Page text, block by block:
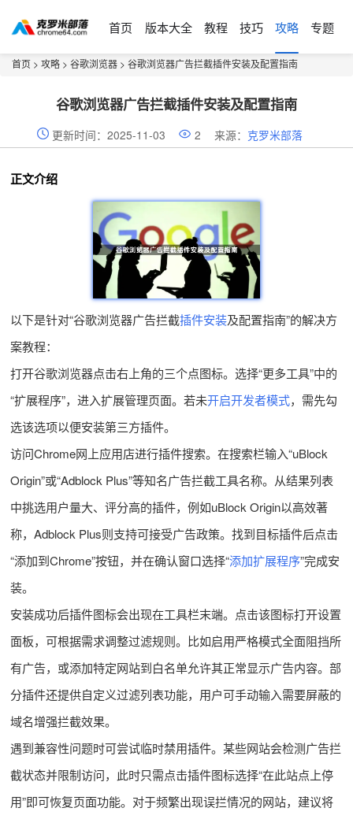
首页 版本大全 教程 技巧 攻略 专题
首页 > 攻略 > 谷歌浏览器 > 谷歌浏览器广告拦截插件安装及配置指南
谷歌浏览器广告拦截插件安装及配置指南
更新时间：2025-11-03 2 来源： 克罗米部落
正文介绍
以下是针对“谷歌浏览器广告拦截插件安装及配置指南”的解决方
案教程：
打开谷歌浏览器点击右上角的三个点图标。选择“更多工具”中的
“扩展程序”，进入扩展管理页面。若未开启开发者模式，需先勾
选该选项以便安装第三方插件。
访问Chrome网上应用店进行插件搜索。在搜索栏输入“uBlock
Origin”或“Adblock Plus”等知名广告拦截工具名称。从结果列表
中挑选用户量大、评分高的插件，例如uBlock Origin以高效著
称，Adblock Plus则支持可接受广告政策。找到目标插件后点击
“添加到Chrome”按钮，并在确认窗口选择“添加扩展程序”完成安
装。
安装成功后插件图标会出现在工具栏末端。点击该图标打开设置
面板，可根据需求调整过滤规则。比如启用严格模式全面阻挡所
有广告，或添加特定网站到白名单允许其正常显示广告内容。部
分插件还提供自定义过滤列表功能，用户可手动输入需要屏蔽的
域名增强拦截效果。
遇到兼容性问题时可尝试临时禁用插件。某些网站会检测广告拦
截状态并限制访问，此时只需点击插件图标选择“在此站点上停
用”即可恢复页面功能。对于频繁出现误拦情况的网站，建议将